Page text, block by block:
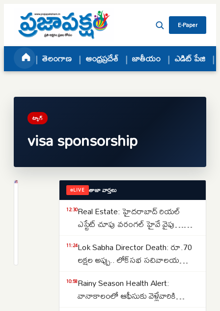
Skip to content
E-Paper
తెలంగాణ ఆంధ్రప్రదేశ్ జాతీయం ఎడిట్ పేజి
ట్యాగ్
visa sponsorship
LIVE తాజా వార్తలు
12:30Real Estate: హైదరాబాద్ రియల్
ఎస్టేట్ చూపు వరంగల్ హైవే వైపు…
చూస్తున్న మిడిల్ క్లాస్..
11:24Lok Sabha Director Death: రూ.70
లక్షల అప్పు.. లోక్‌సభ సచివాలయ
సూసైడ్ నోట్..
10:58Rainy Season Health Alert:
వానాకాలంలో ఆఫీసుకు వెళ్లేవారికి